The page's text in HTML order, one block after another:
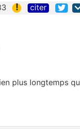
! citer
plus longtemps